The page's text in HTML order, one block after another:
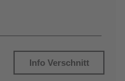
Info Verschnitt